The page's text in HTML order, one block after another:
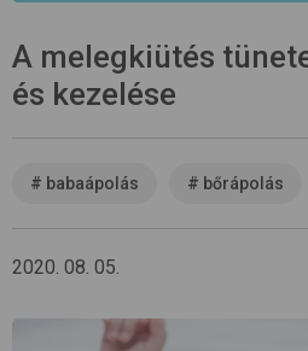
A melegkiütés
és kezelése
# babaápolás # bőrápolás
2020. 08. 05.